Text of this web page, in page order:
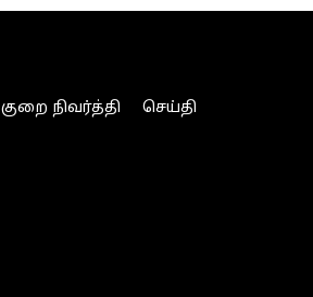
குறை நிவர்த்தி
செய்தி